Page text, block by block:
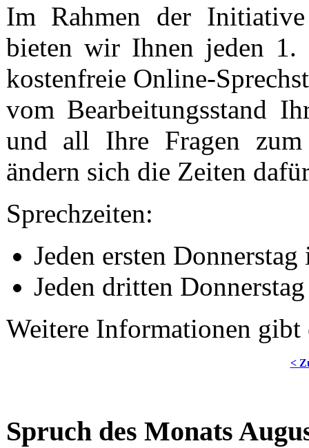
Im Rahmen der Initiative
bieten wir Ihnen jeden
kostenfreie Online-
vom Bearbeitungsstand
und all Ihre Fragen
ändern sich die Zeiten
Sprechzeiten:
Jeden ersten
Jeden dritten
Weitere Informationen gibt
<
Spruch des Monats